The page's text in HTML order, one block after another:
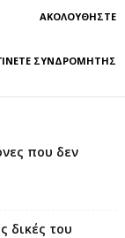
ΑΚΟΛΟΥΘΉΣΤΕ
ΣΥΝΔΡΟΜΗΤΉΣ
που δεν
δικές του